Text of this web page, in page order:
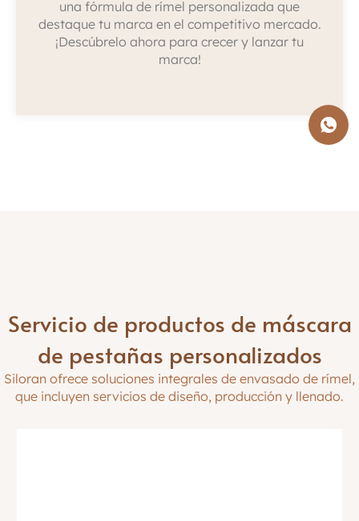
una fórmula de rímel personalizada que
destaque tu marca en el competitivo mercado.
¡Descúbrelo ahora para crecer y lanzar tu
marca!
Servicio de productos de máscara
de pestañas personalizados
Siloran ofrece soluciones integrales de envasado de rímel,
que incluyen servicios de diseño, producción y llenado.